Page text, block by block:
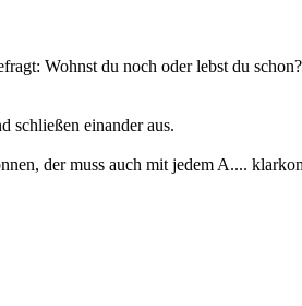
Wohnst du noch oder lebst du schon?
schließen einander aus.
der muss auch mit jedem A....